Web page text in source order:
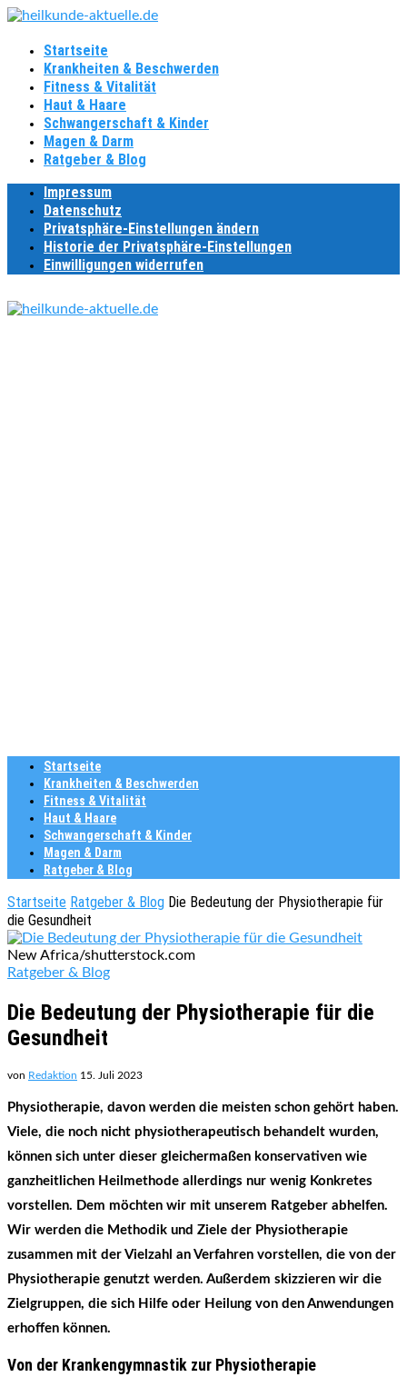
Startseite
Krankheiten & Beschwerden
Fitness & Vitalität
Haut & Haare
Schwangerschaft & Kinder
Magen & Darm
Ratgeber & Blog
Impressum
Datenschutz
Privatsphäre-Einstellungen ändern
Historie der Privatsphäre-Einstellungen
Einwilligungen widerrufen
Startseite
Krankheiten & Beschwerden
Fitness & Vitalität
Haut & Haare
Schwangerschaft & Kinder
Magen & Darm
Ratgeber & Blog
Startseite Ratgeber & Blog Die Bedeutung der Physiotherapie für
die Gesundheit
New Africa/shutterstock.com
Ratgeber & Blog
Die Bedeutung der Physiotherapie für die
Gesundheit
von Redaktion 15. Juli 2023
Physiotherapie, davon werden die meisten schon gehört haben.
Viele, die noch nicht physiotherapeutisch behandelt wurden,
können sich unter dieser gleichermaßen konservativen wie
ganzheitlichen Heilmethode allerdings nur wenig Konkretes
vorstellen. Dem möchten wir mit unserem Ratgeber abhelfen.
Wir werden die Methodik und Ziele der Physiotherapie
zusammen mit der Vielzahl an Verfahren vorstellen, die von der
Physiotherapie genutzt werden. Außerdem skizzieren wir die
Zielgruppen, die sich Hilfe oder Heilung von den Anwendungen
erhoffen können.
Von der Krankengymnastik zur Physiotherapie